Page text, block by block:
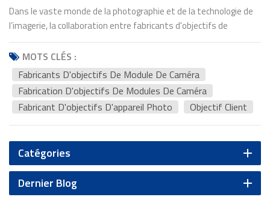
Dans le vaste monde de la photographie et de la technologie de
l’imagerie, la collaboration entre fabricants d'objectifs de
modules de caméra et leurs clients constituent le pilier de
l'innovation et du progrès. Cette relation symbiotique allie
prouesse technique et vision créative, propulsant la technologie
des objectifs photographiques vers de nouveaux
sommets.Fabricant d'objectifs d'appareil photo jouent un rôle
essentiel dans cet écosystème. Ils sont les architectes des
objectifs qui capturent les instants, préservent les souvenirs et
immortalisent les expériences. Grâce à une ingénierie de
précision et à une connaissance approfondie des principes
optiques, ces fabricants conçoivent des objectifs qui
transforment des scènes ordinaires en images extraordinaires.
MOTS CLÉS :
Fabricants D'objectifs De Module De Caméra
Fabrication D'objectifs De Modules De Caméra
Fabricant D'objectifs D'appareil Photo
Objectif Client
Catégories
Dernier Blog